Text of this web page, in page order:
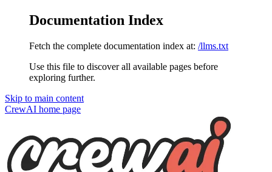
Documentation Index
Fetch the complete documentation index at: /llms.txt
Use this file to discover all available pages before
exploring further.
Skip to main content
CrewAI home page